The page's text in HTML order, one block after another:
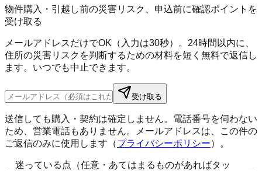
物件購入・引越し前の災害リスク、申込前に確認ポイントを
受け取る
メールアドレスだけでOK（入力は30秒）。24時間以内に、
住所の災害リスクを判断するための材料を短く無料で返信し
ます。いつでも中止できます。
受け取る
送信しても購入・契約は確定しません。電話番号を伺わない
ため、営業電話もありません。メールアドレスは、この件の
ご返信のみに使用します（プライバシーポリシー）。
迷っている点（任意・あてはまるものがあればタッ